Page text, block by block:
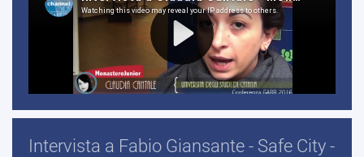
Intervista a Fabio Giansante - Safe City -